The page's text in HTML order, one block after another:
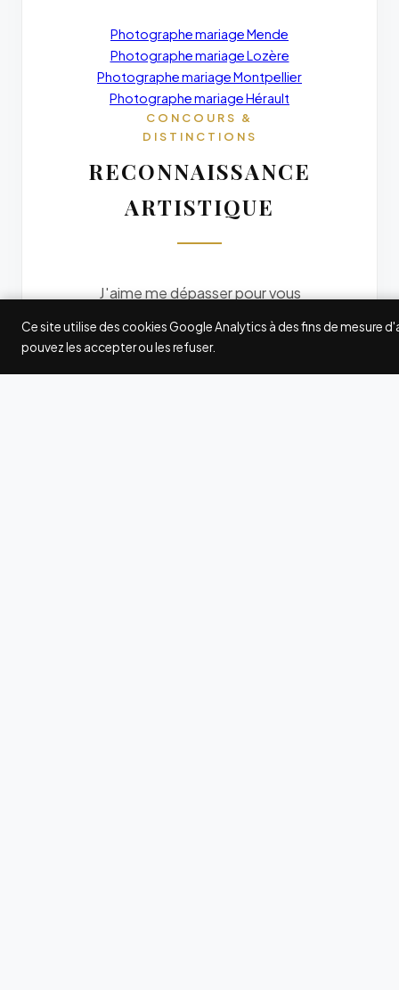
Photographe mariage Mende
Photographe mariage Lozère
Photographe mariage Montpellier
Photographe mariage Hérault
CONCOURS &
DISTINCTIONS
RECONNAISSANCE
ARTISTIQUE
J'aime me dépasser pour vous
offrir des photos originales. Je
participe à quelques grands
concours internationaux de
Ce site utilise des cookies Google Analytics à des fins de mesure
pouvez les accepter ou les refuser.